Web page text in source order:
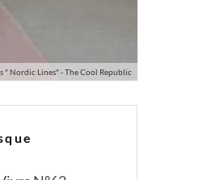
" Nordic Lines" - The Cool Republic